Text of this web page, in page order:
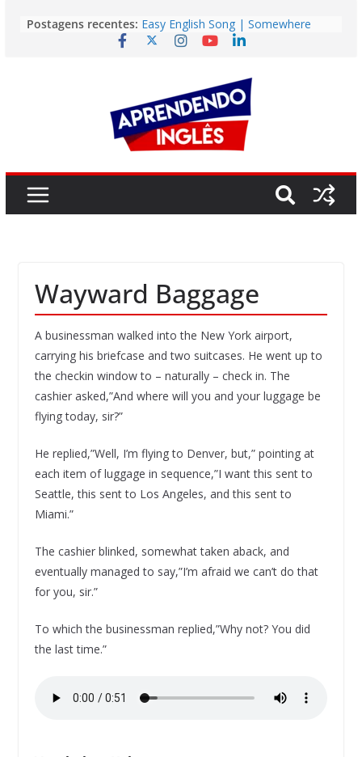
para
Postagens recentes: Easy English Song | Somewhere
Over the Rainbow (Israel
Melody (Alex North)
Vídeo | How I m using NotebookLM
to power up my language learning
Vídeo | Do imaginary friends make
you smarter?
Story | Brasília: The City That Rose
Wayward Baggage
A businessman walked into the New York airport,
carrying his briefcase and two suitcases. He went up to
the checkin window to – naturally – check in. The
cashier asked,”And where will you and your luggage be
flying today, sir?”
He replied,”Well, I’m flying to Denver, but,” pointing at
each item of luggage in sequence,”I want this sent to
Seattle, this sent to Los Angeles, and this sent to
Miami.”
The cashier blinked, somewhat taken aback, and
eventually managed to say,”I’m afraid we can’t do that
for you, sir.”
To which the businessman replied,”Why not? You did
the last time.”